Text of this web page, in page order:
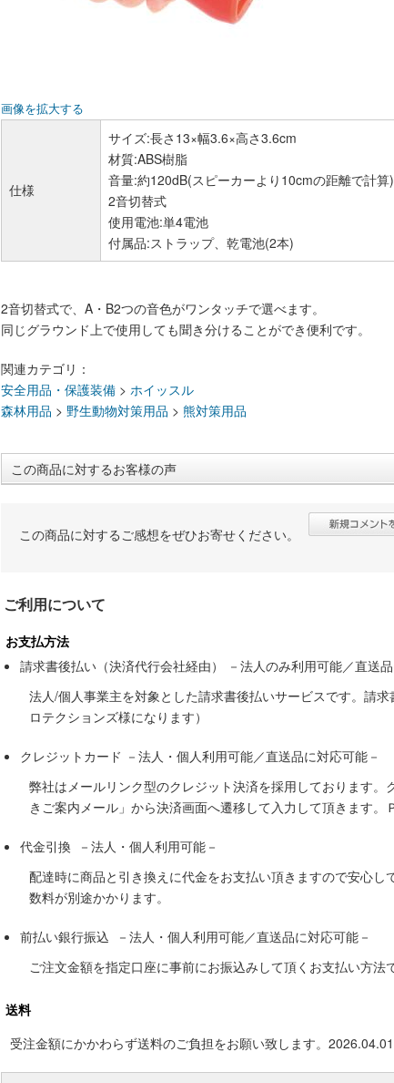
画像を拡大する
仕様
サイズ:長さ13×幅3.6×高さ3.6cm
材質:ABS樹脂
音量:約120dB(スピーカーより10cmの距離で計算)
2音切替式
使用電池:単4電池
付属品:ストラップ、乾電池(2本)
2音切替式で、A・B2つの音色がワンタッチで選べます。
同じグラウンド上で使用しても聞き分けることができ便利です。
関連カテゴリ：
安全用品・保護装備 > ホイッスル
森林用品 > 野生動物対策用品 > 熊対策用品
この商品に対するお客様の声
この商品に対するご感想をぜひお寄せください。
ご利用について
お支払方法
請求書後払い（決済代行会社経由） －法人のみ利用可能／直送
法人/個人事業主を対象とした請求書後払いサービスです。請
ロテクションズ様になります）
クレジットカード －法人・個人利用可能／直送品に対応可能－
弊社はメールリンク型のクレジット決済を採用しております
きご案内メール」から決済画面へ遷移して入力して頂きます。
代金引換 －法人・個人利用可能－
配達時に商品と引き換えに代金をお支払い頂きますので安心
数料が別途かかります。
前払い銀行振込 －法人・個人利用可能／直送品に対応可能－
ご注文金額を指定口座に事前にお振込みして頂くお支払い方法
送料
受注金額にかかわらず送料のご負担をお願い致します。